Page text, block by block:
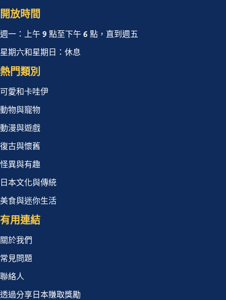
開放時間
週一：上午 9 點至下午 6 點，直到週五
星期六和星期日：休息
熱門類別
可愛和卡哇伊
動物與寵物
動漫與遊戲
復古與懷舊
怪異與有趣
日本文化與傳統
美食與迷你生活
有用連結
關於我們
常見問題
聯絡人
透過分享日本賺取獎勵